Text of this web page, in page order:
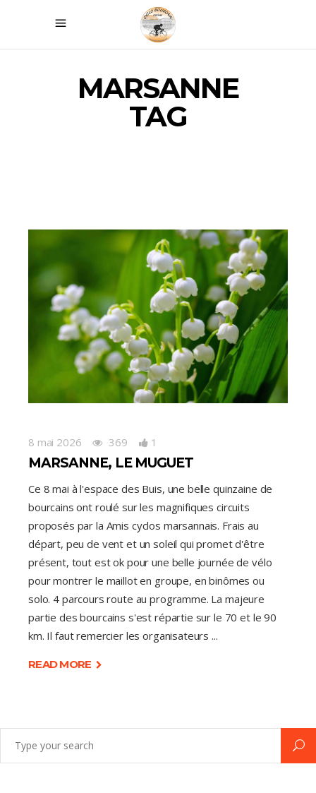
MARSANNE
TAG
8 mai 2026 369 1
MARSANNE, LE MUGUET
Ce 8 mai à l'espace des Buis, une belle quinzaine de
bourcains ont roulé sur les magnifiques circuits
proposés par la Amis cyclos marsannais. Frais au
départ, peu de vent et un soleil qui promet d'être
présent, tout est ok pour une belle journée de vélo
pour montrer le maillot en groupe, en binômes ou
solo. 4 parcours route au programme. La majeure
partie des bourcains s'est répartie sur le 70 et le 90
km. Il faut remercier les organisateurs
READ MORE